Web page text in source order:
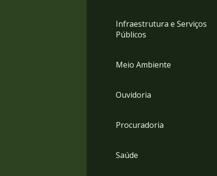
Infraestrutura e Serviços
Públicos
Meio Ambiente
Ouvidoria
Procuradoria
Saúde